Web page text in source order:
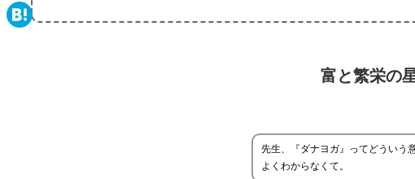
富と繁栄の
先生、『ダナヨガ』ってどういう
よくわからなくて。
Email